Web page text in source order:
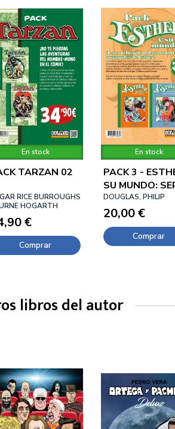
En stock
TARZAN 02
RICE BURROUGHS
HOGARTH
€
Comprar
En stock
PACK 3 -
SU MUNDO:
VERDE
DOUGLAS, PHILIP
20,00 €
Comprar
libros del autor